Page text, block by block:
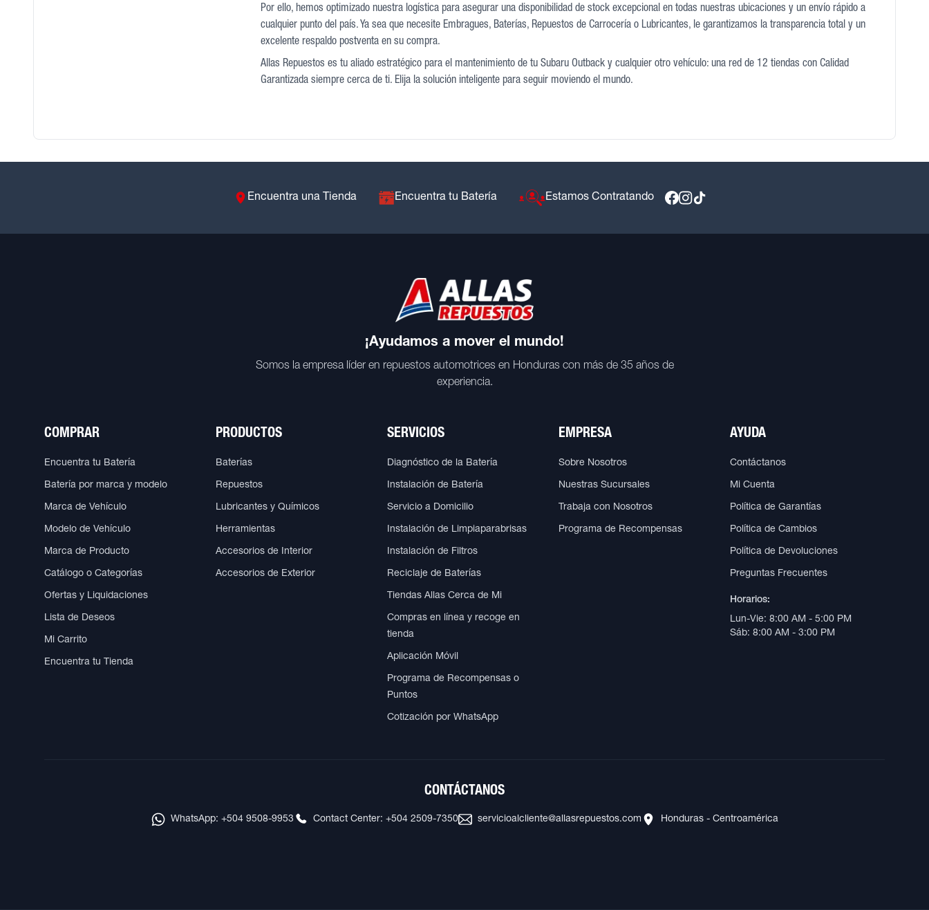
Por ello, hemos optimizado nuestra logística para asegurar una disponibilidad de stock excepcional en todas nuestras ubicaciones y un envío rápido a
cualquier punto del país. Ya sea que necesite Embragues, Baterías, Repuestos de Carrocería o Lubricantes, le garantizamos la transparencia total y un
excelente respaldo postventa en su compra.
Allas Repuestos es tu aliado estratégico para el mantenimiento de tu Subaru Outback y cualquier otro vehículo: una red de 12 tiendas con Calidad
Garantizada siempre cerca de ti. Elija la solución inteligente para seguir moviendo el mundo.
Encuentra una Tienda Encuentra tu Batería Estamos Contratando
¡Ayudamos a mover el mundo!
Somos la empresa líder en repuestos automotrices en Honduras con más de 35 años de
experiencia.
COMPRAR
Encuentra tu Batería
Batería por marca y modelo
Marca de Vehículo
Modelo de Vehículo
Marca de Producto
Catálogo o Categorías
Ofertas y Liquidaciones
Lista de Deseos
Mi Carrito
Encuentra tu Tienda
PRODUCTOS
Baterías
Repuestos
Lubricantes y Químicos
Herramientas
Accesorios de Interior
Accesorios de Exterior
SERVICIOS
Diagnóstico de la Batería
Instalación de Batería
Servicio a Domicilio
Instalación de Limpiaparabrisas
Instalación de Filtros
Reciclaje de Baterías
Tiendas Allas Cerca de Mi
Compras en línea y recoge en
tienda
Aplicación Móvil
Programa de Recompensas o
Puntos
Cotización por WhatsApp
EMPRESA
Sobre Nosotros
Nuestras Sucursales
Trabaja con Nosotros
Programa de Recompensas
AYUDA
Contáctanos
Mi Cuenta
Política de Garantías
Política de Cambios
Política de Devoluciones
Preguntas Frecuentes
Horarios:
Lun-Vie: 8:00 AM - 5:00 PM
Sáb: 8:00 AM - 3:00 PM
CONTÁCTANOS
WhatsApp: +504 9508-9953 Contact Center: +504 2509-7350 servicioalcliente@allasrepuestos.com Honduras - Centroamérica